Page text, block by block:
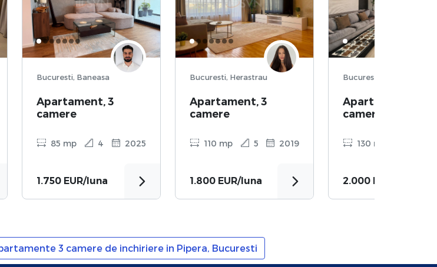
Bucuresti, Baneasa
Apartament, 3
camere
85 mp 4 2025
1.750 EUR/luna
Bucuresti, Herastrau
Apartament, 3
camere
110 mp 5 2019
1.800 EUR/luna
Apartament, 3
camere
130 mp
2.000 EUR/luna
3 camere de inchiriere in Pipera, Bucuresti